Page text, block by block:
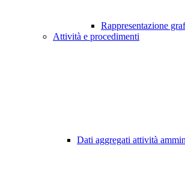
Rappresentazione
Attività e procedimenti
Dati aggregati attività